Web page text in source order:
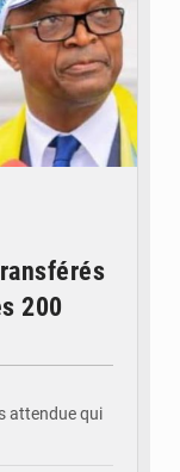
200
attendue qui